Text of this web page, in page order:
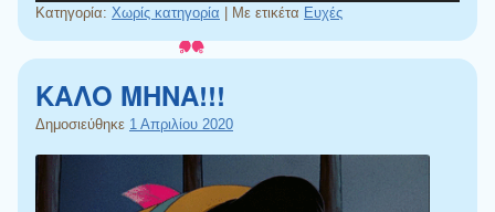
Κατηγορία: Χωρίς κατηγορία | Με ετικέτα Ευχές
ΚΑΛΟ ΜΗΝΑ!!!
Δημοσιεύθηκε 1 Απριλίου 2020